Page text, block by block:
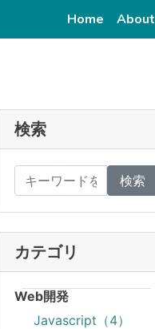
Home (current)
About
検索
検索
カテゴリ
Web開発
Javascript（4）